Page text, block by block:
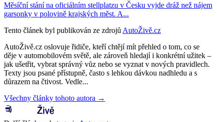
Měsíční stání na oficiálním stellplatzu v Česku vyjde dráž než nájem
garsonky v polovině krajských měst. A...
Tento článek byl publikován ze zdrojů AutoŽivě.cz
AutoŽivě.cz oslovuje řidiče, kteří chtějí mít přehled o tom, co se
děje v automobilovém světě, ale zároveň hledají i konkrétní užitek –
jak ušetřit, vybrat správný vůz nebo se vyznat v nových pravidlech.
Texty jsou psané přístupně, často s lehkou dávkou nadhledu a s
důrazem na čtivost. Vedle...
Všechny články tohoto autora →